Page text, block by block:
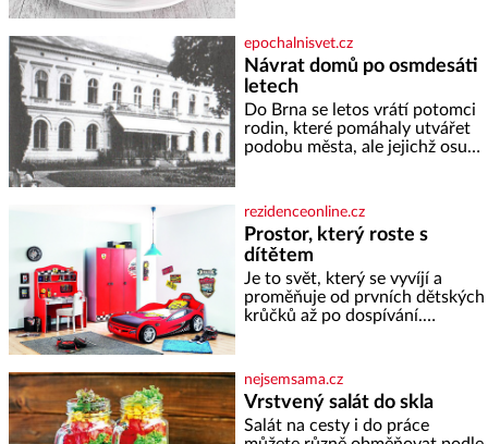
cukru krystal 1 lžíci medu 200 g
zakysané sm
epochalnisvet.cz
Návrat domů po osmdesáti
letech
Do Brna se letos vrátí potomci
rodin, které pomáhaly utvářet
podobu města, ale jejichž osudy
Placzek, Löw-Beer, Fuhrmann,
Kohn a Stiassni se stanou
jednou z hlavních
dramaturgických linií festivalu
židovské kultury ŠTETL FEST
2026. Některé návraty nejsou
jednoduché. Místa, která si
rezidenceonline.cz
Prostor, který roste s
dítětem
Je to svět, který se vyvíjí a
proměňuje od prvních dětských
krůčků až po dospívání.
soustředění i odpočinek a
reaguje na každou etapu života
a specifické potřeby dítěte. Pro
nejmenší je klíčová
nejsemsama.cz
Vrstvený salát do skla
Salát na cesty i do práce